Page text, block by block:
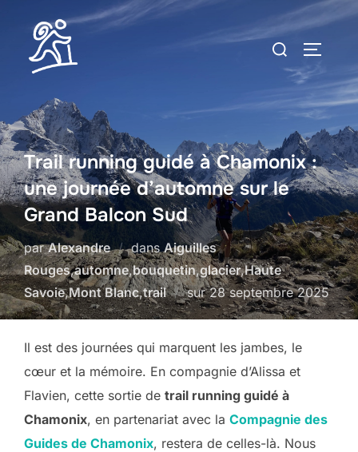
contenu
Rechercher :
Trail running guidé à Chamonix :
une journée d’automne sur le
Grand Balcon Sud
parAlexandre dansAiguilles
Rouges,automne,bouquetin,glacier,Haute
Savoie,Mont Blanc,trail surPublié
le
28 septembre 2025
Il est des journées qui marquent les jambes, le
cœur et la mémoire. En compagnie d’Alissa et
Flavien, cette sortie de trail running guidé à
Chamonix, en partenariat avec la Compagnie des
Guides de Chamonix, restera de celles-là. Nous